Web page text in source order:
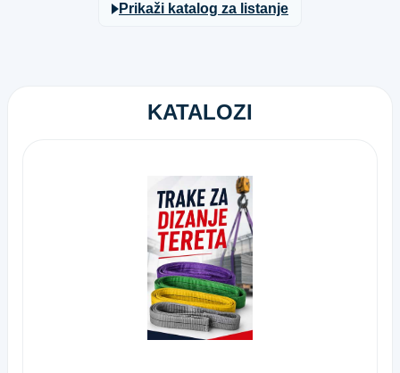
Prikaži katalog za listanje
KATALOZI